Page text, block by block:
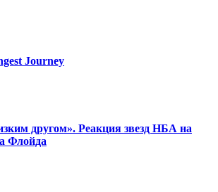
Journey
другом». Реакция звезд НБА на
Флойда